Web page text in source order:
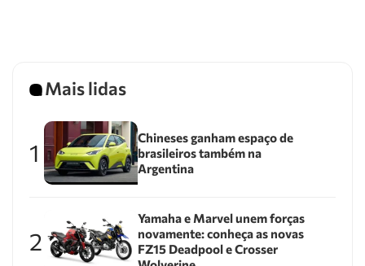
Mais lidas
1
Chineses ganham espaço de
brasileiros também na
Argentina
2
Yamaha e Marvel unem forças
novamente: conheça as novas
FZ15 Deadpool e Crosser